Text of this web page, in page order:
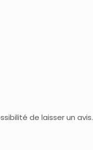
de laisser un avis.